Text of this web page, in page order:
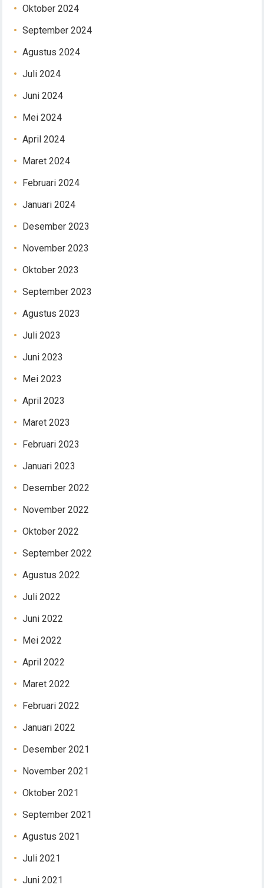
Oktober 2024
September 2024
Agustus 2024
Juli 2024
Juni 2024
Mei 2024
April 2024
Maret 2024
Februari 2024
Januari 2024
Desember 2023
November 2023
Oktober 2023
September 2023
Agustus 2023
Juli 2023
Juni 2023
Mei 2023
April 2023
Maret 2023
Februari 2023
Januari 2023
Desember 2022
November 2022
Oktober 2022
September 2022
Agustus 2022
Juli 2022
Juni 2022
Mei 2022
April 2022
Maret 2022
Februari 2022
Januari 2022
Desember 2021
November 2021
Oktober 2021
September 2021
Agustus 2021
Juli 2021
Juni 2021